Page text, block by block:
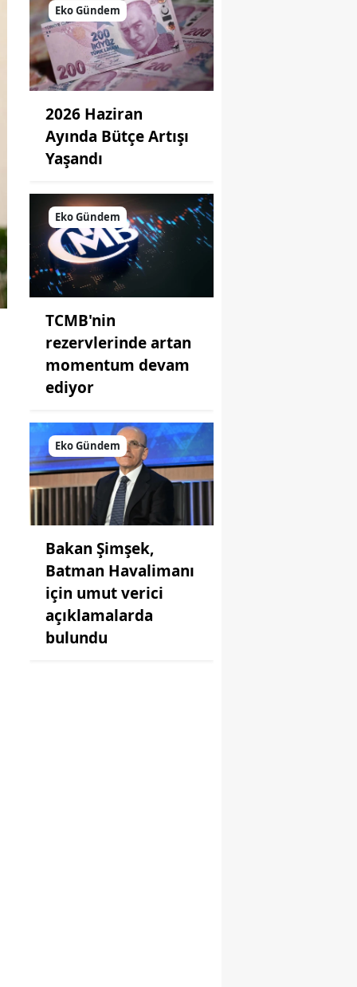
Eko Gündem
2026 Haziran
Ayında Bütçe Artışı
Yaşandı
Eko Gündem
TCMB'nin
rezervlerinde artan
momentum devam
ediyor
Eko Gündem
Bakan Şimşek,
Batman Havalimanı
için umut verici
açıklamalarda
bulundu